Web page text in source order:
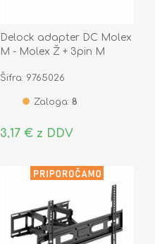
Delock adapter DC Molex
M - Molex Ž + 3pin M
Šifra: 9765026
Zaloga: 8
3,17 € z DDV